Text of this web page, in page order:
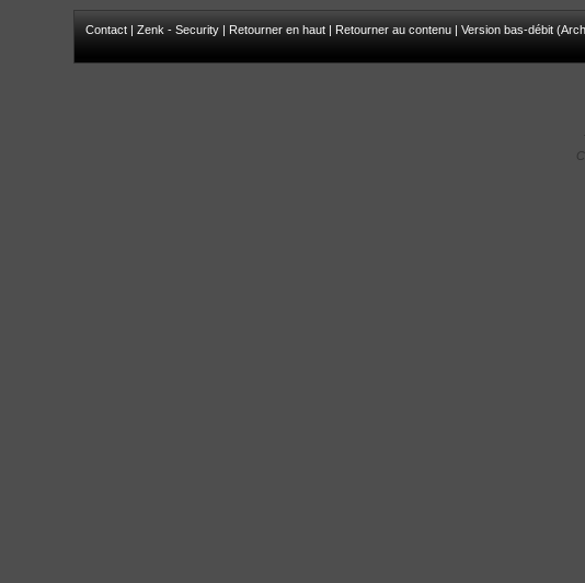
Contact |Zenk - Security | Retourner en haut | Retourner au contenu |Version bas-débit